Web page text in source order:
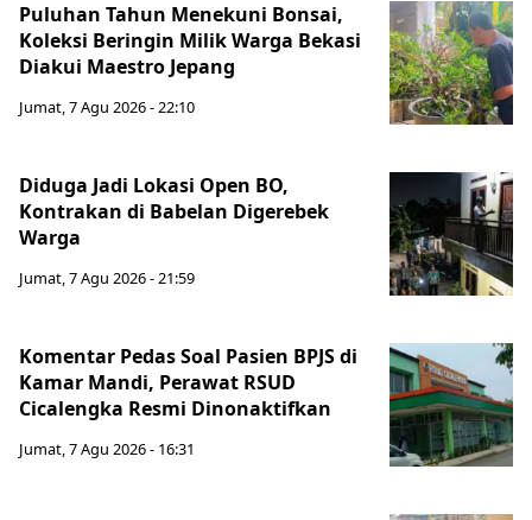
Puluhan Tahun Menekuni Bonsai,
Koleksi Beringin Milik Warga Bekasi
Diakui Maestro Jepang
Jumat, 7 Agu 2026 - 22:10
Diduga Jadi Lokasi Open BO,
Kontrakan di Babelan Digerebek
Warga
Jumat, 7 Agu 2026 - 21:59
Komentar Pedas Soal Pasien BPJS di
Kamar Mandi, Perawat RSUD
Cicalengka Resmi Dinonaktifkan
Jumat, 7 Agu 2026 - 16:31